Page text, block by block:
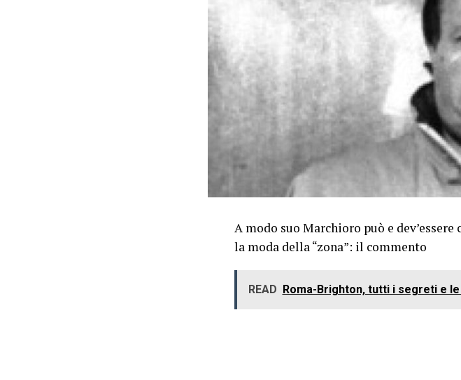
A modo suo Marchioro può e
la moda della “zona”: il commento
READ Roma-Brighton, tutti i segreti e